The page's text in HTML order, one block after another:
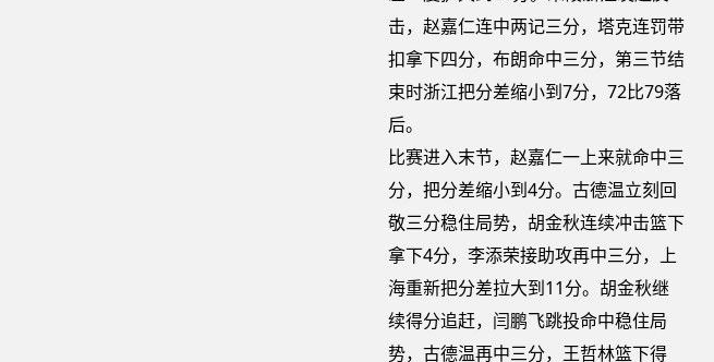
击，赵嘉仁连中两记三分，塔克连罚带
扣拿下四分，布朗命中三分，第三节结
束时浙江把分差缩小到7分，72比79落
后。
比赛进入末节，赵嘉仁一上来就命中三
分，把分差缩小到4分。古德温立刻回
敬三分稳住局势，胡金秋连续冲击篮下
拿下4分，李添荣接助攻再中三分，上
海重新把分差拉大到11分。胡金秋继
续得分追赶，闫鹏飞跳投命中稳住局
势，古德温再中三分，王哲林篮下得